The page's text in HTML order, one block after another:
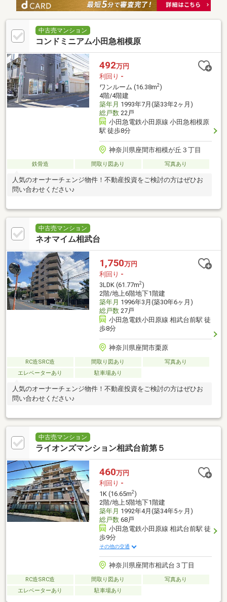
中古売マンション
コンドミニアム小田急相模原
492万円
利回り -
ワンルーム (16.38m2)
4階/4階建
築年月 1993年7月(築33年2ヶ月)
総戸数22戸
小田急電鉄小田原線 小田急相模原
駅 徒歩8分
神奈川県座間市相模が丘３丁目
鉄骨造 間取り図あり 写真あり
人気のオーナーチェンジ物件！不動産投資をご検討の方はぜひお
問い合わせください♪
中古売マンション
ネオマイム相武台
1,750万円
利回り -
3LDK (61.77m2)
2階/地上6階地下1階建
築年月 1996年3月(築30年6ヶ月)
総戸数27戸
小田急電鉄小田原線 相武台前駅 徒
歩8分
神奈川県座間市栗原
RC造SRC造 間取り図あり
写真あり
エレベーターあり
駐車場あり
人気のオーナーチェンジ物件！不動産投資をご検討の方はぜひお
問い合わせください♪
中古売マンション
ライオンズマンション相武台前第５
460万円
利回り -
1K (16.65m2)
2階/地上5階地下1階建
築年月 1992年4月(築34年5ヶ月)
総戸数68戸
小田急電鉄小田原線 相武台前駅 徒
歩9分
その他の交通
神奈川県座間市相武台３丁目
RC造SRC造 間取り図あり
写真あり
エレベーターあり
駐車場あり